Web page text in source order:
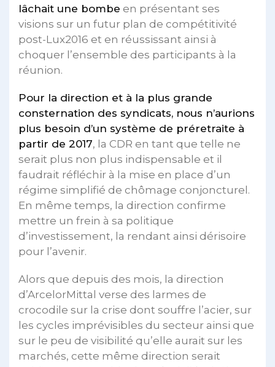
lâchait une bombe en présentant ses
visions sur un futur plan de compétitivité
post-Lux2016 et en réussissant ainsi à
choquer l’ensemble des participants à la
réunion.
Pour la direction et à la plus grande
consternation des syndicats, nous n’aurions
plus besoin d’un système de préretraite à
partir de 2017, la CDR en tant que telle ne
serait plus non plus indispensable et il
faudrait réfléchir à la mise en place d’un
régime simplifié de chômage conjoncturel.
En même temps, la direction confirme
mettre un frein à sa politique
d’investissement, la rendant ainsi dérisoire
pour l’avenir.
Alors que depuis des mois, la direction
d’ArcelorMittal verse des larmes de
crocodile sur la crise dont souffre l’acier, sur
les cycles imprévisibles du secteur ainsi que
sur le peu de visibilité qu’elle aurait sur les
marchés, cette même direction serait